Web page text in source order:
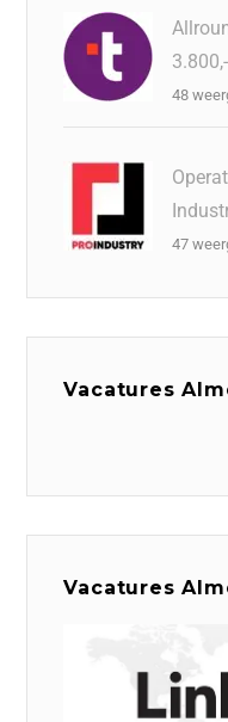
48
47
Vacatures
Vacatures